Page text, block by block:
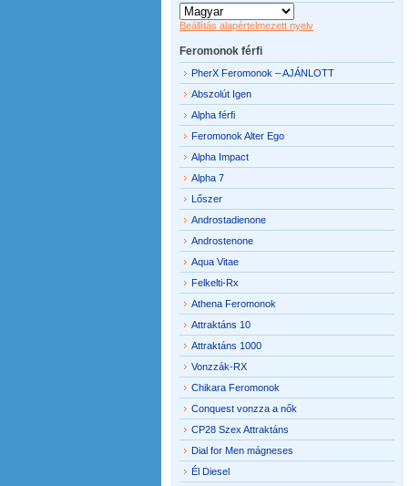
Beállítás alapértelmezett nyelv
Feromonok férfi
PherX Feromonok – AJÁNLOTT
Abszolút Igen
Alpha férfi
Feromonok Alter Ego
Alpha Impact
Alpha 7
Lőszer
Androstadienone
Androstenone
Aqua Vitae
Felkelti-Rx
Athena Feromonok
Attraktáns 10
Attraktáns 1000
Vonzzák-RX
Chikara Feromonok
Conquest vonzza a nők
CP28 Szex Attraktáns
Dial for Men mágneses
Él Diesel